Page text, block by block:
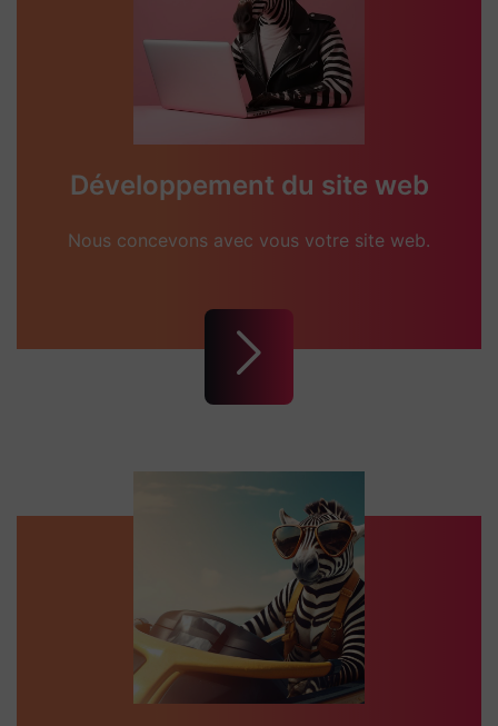
Développement du site web
Nous concevons avec vous votre site web.